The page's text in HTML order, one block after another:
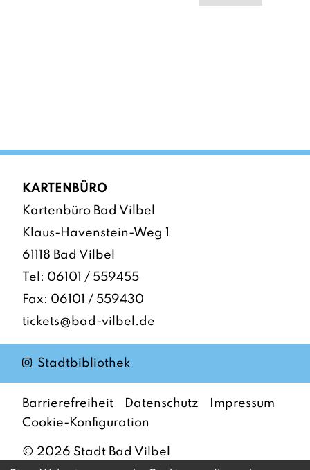
KARTENBÜRO
Kartenbüro Bad Vilbel
Klaus-Havenstein-Weg 1
61118 Bad Vilbel
Tel: 06101 / 559455
Fax: 06101 / 559430
tickets@bad-vilbel.de
Instagram
Stadtbibliothek
© 2026 Stadt Bad Vilbel
Barrierefreiheit Datenschutz
Impressum
Cookie-Konfiguration